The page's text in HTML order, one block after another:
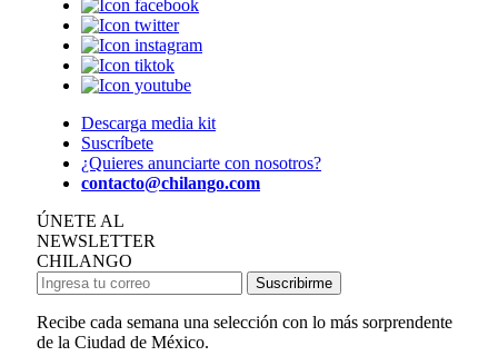
Descarga media kit
Suscríbete
¿Quieres anunciarte con nosotros?
contacto@chilango.com
ÚNETE AL
NEWSLETTER
CHILANGO
Suscribirme
Recibe cada semana una selección con lo más sorprendente
de la Ciudad de México.